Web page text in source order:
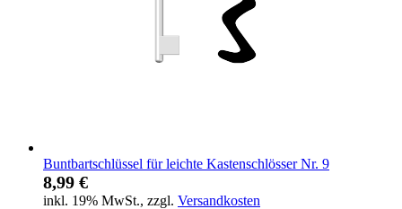
Buntbartschlüssel für leichte Kastenschlösser Nr. 9
8,99 €
inkl. 19% MwSt., zzgl. Versandkosten